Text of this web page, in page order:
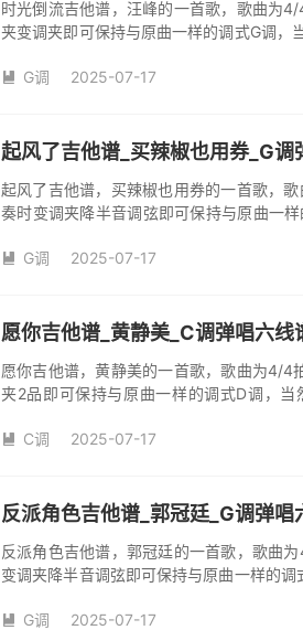
时光倒流吉他谱，汪峰的一首歌，歌曲为
夹变调夹即可保持与原曲一样的调式G调，
汪峰创作并演唱的歌曲，收录在他2005年
 G调 2025-07-17
起风了吉他谱_买辣椒也用券_G
起风了吉他谱，买辣椒也用券的一首歌，
奏时变调夹降半音调弦即可保持与原曲一
域部分，原曲太高，大部分人唱不上去，
版，略难一点，但是多加练习就能拿下来，
 G调 2025-07-17
愿你吉他谱_黄静美_C调弹唱六线
愿你吉他谱，黄静美的一首歌，歌曲为4/4
夹2品即可保持与原曲一样的调式D调，
 C调 2025-07-17
反派角色吉他谱_郭冠廷_G调弹
反派角色吉他谱，郭冠廷的一首歌，歌曲
变调夹降半音调弦即可保持与原曲一样的
 G调 2025-07-17